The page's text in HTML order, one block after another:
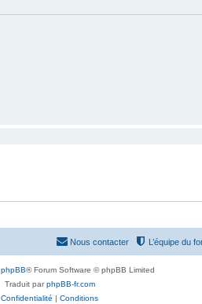
L’équipe du
Nous contacter
phpBB® Forum Software © phpBB Limited
Traduit parphpBB-fr.com
Confidentialité | Conditions